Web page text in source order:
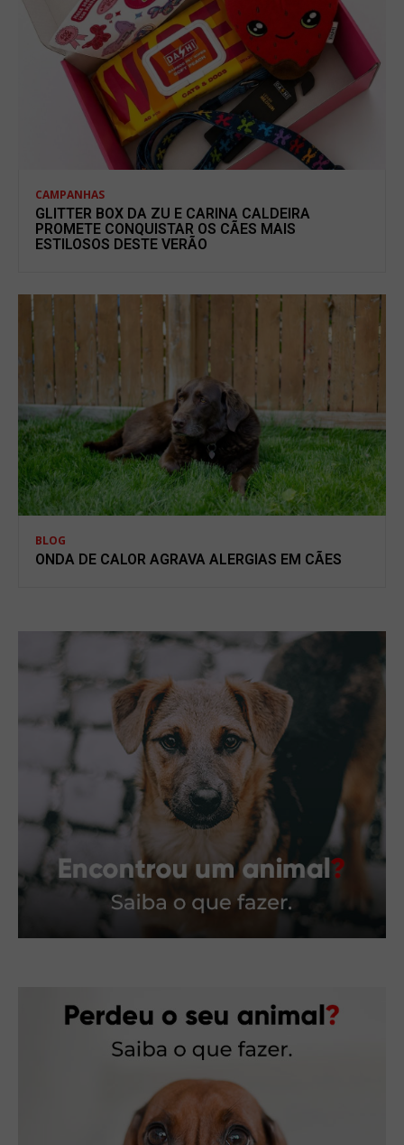
CAMPANHAS
GLITTER BOX DA ZU E CARINA CALDEIRA
PROMETE CONQUISTAR OS CÃES MAIS
ESTILOSOS DESTE VERÃO
BLOG
ONDA DE CALOR AGRAVA ALERGIAS EM CÃES